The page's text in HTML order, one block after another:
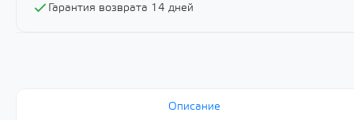
Гарантия возврата 14 дней
Описание